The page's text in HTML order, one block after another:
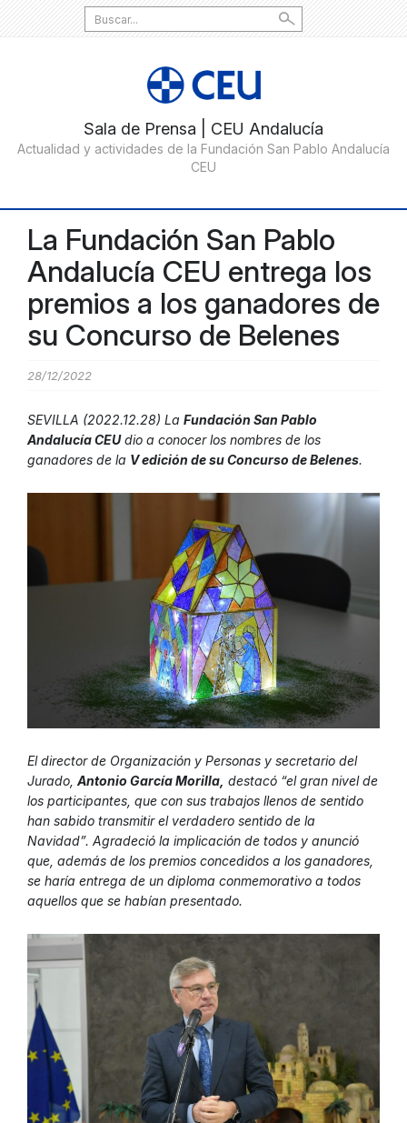
Search
for:
La Fundación San Pablo
Andalucía CEU entrega los
premios a los ganadores de
su Concurso de Belenes
28/12/2022
SEVILLA (2022.12.28) La Fundación San Pablo
Andalucía CEUdio a conocer los nombres de los
ganadores de la V edición de su Concurso de Belenes.
El director de Organización y Personas y secretario del
Jurado, Antonio García Morilla, destacó “el gran nivel de
los participantes, que con sus trabajos llenos de sentido
han sabido transmitir el verdadero sentido de la
Navidad”. Agradeció la implicación de todos y anunció
que, además de los premios concedidos a los ganadores,
se haría entrega de un diploma conmemorativo a todos
aquellos que se habían presentado.